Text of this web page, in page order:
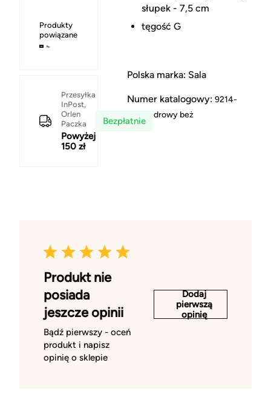
Produkty
powiązane
Przesyłka
InPost,
Orlen
Paczka
Powyżej
150 zł
Bezpłatnie
słupek - 7,5 cm
tęgość G
Polska marka: Sala
Numer katalogowy: 9214-
698 pudrowy beż
Produkt nie
posiada
jeszcze opinii
Bądź pierwszy - oceń
produkt i napisz
opinię o sklepie
Dodaj
pierwszą
opinię